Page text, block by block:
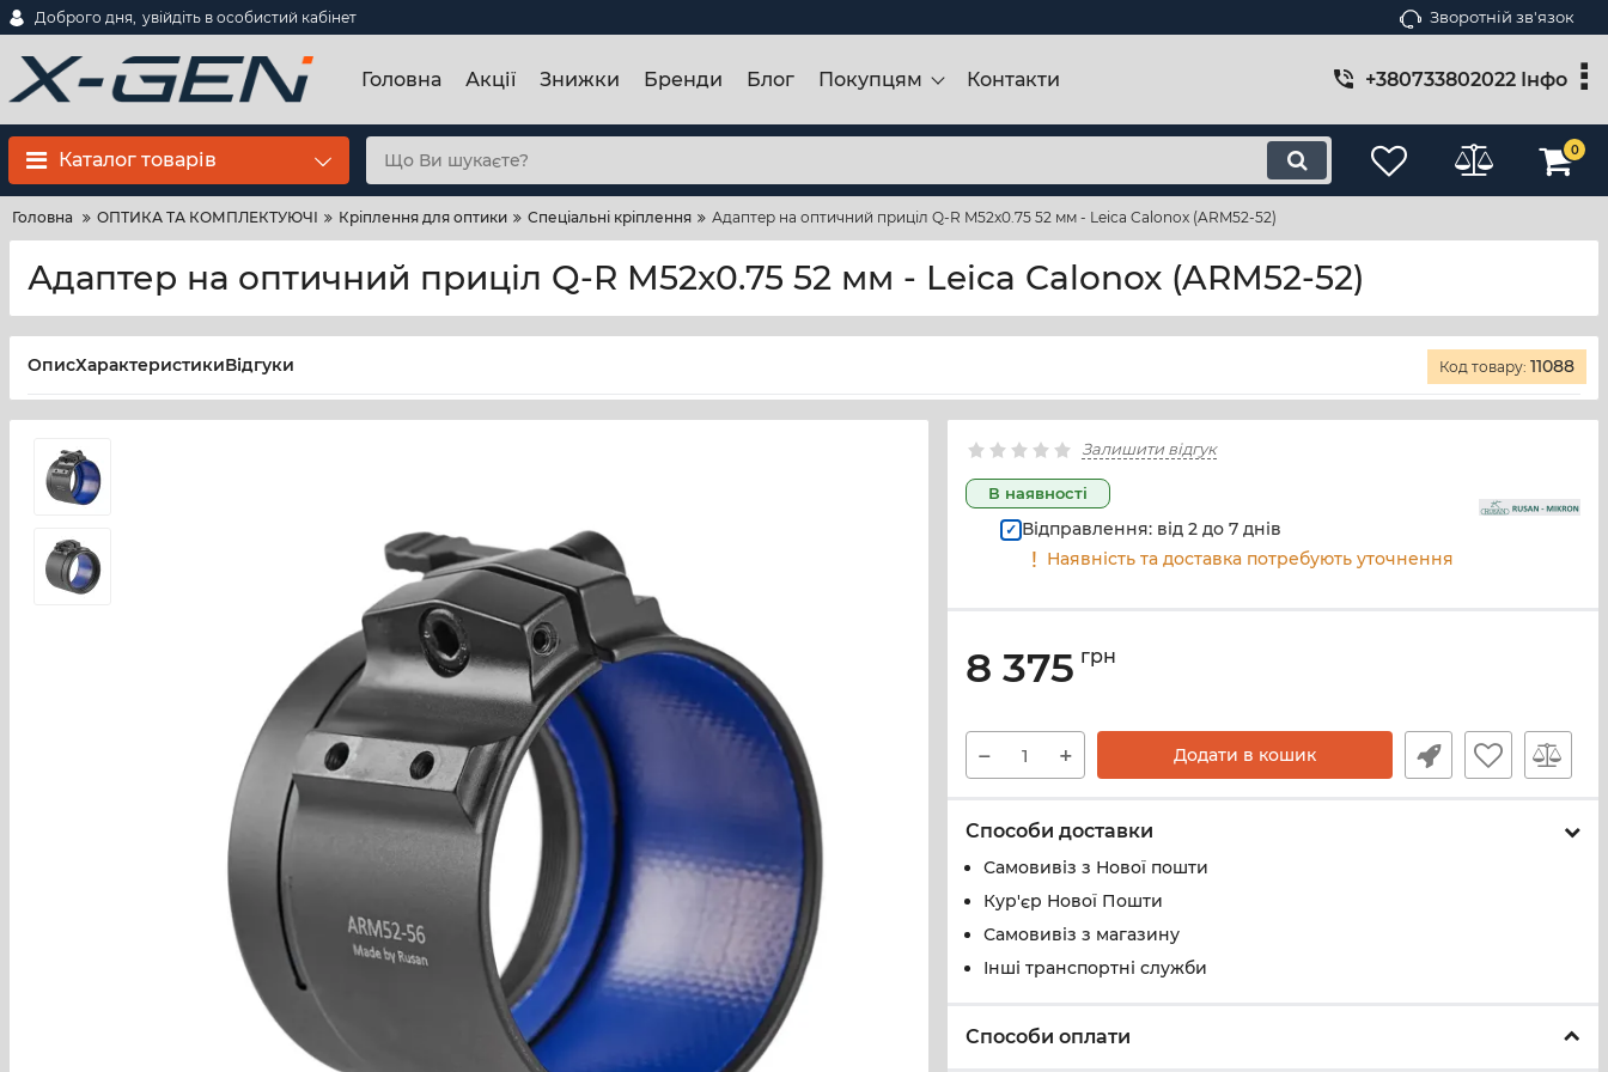
Доброго дня, увійдіть в особистий кабінет Зворотній зв'язок
Головна Акції Знижки Бренди Блог Покупцям Контакти +380733802022 Інфо
Каталог товарів 0
Головна ОПТИКА ТА КОМПЛЕКТУЮЧІ Кріплення для оптики Спеціальні кріплення Адаптер на оптичний приціл Q-R M52x0.75 52 мм - Leica Calonox (ARM52-52)
Адаптер на оптичний приціл Q-R M52x0.75 52 мм - Leica Calonox (ARM52-52)
ОписХарактеристикиВідгуки Код товару: 11088
Залишити відгук
В наявності
Відправлення: від 2 до 7 днів
Наявність та доставка потребують уточнення
8 375 грн
− + Додати в кошик
Способи доставки
Самовивіз з Нової пошти
Кур'єр Нової Пошти
Самовивіз з магазину
Інші транспортні служби
Способи оплати